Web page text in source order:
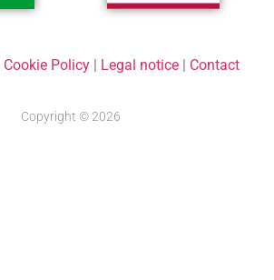
Cookie Policy| Legal notice| Contact
Copyright © 2026